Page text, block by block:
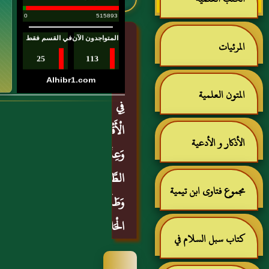
المرئيات
المتون العلمية
الأذكار و الأدعية
مجموع فتاوى ابن تيمية
كتاب سبل السلام في
عبد
الطَّلَاقِ
بَابُ
فِي
الْأَقْرَاءِ
وَعِدَّةِ
الطَّلَاقِ
وَطَلَاقِ
الْحَائِضِ